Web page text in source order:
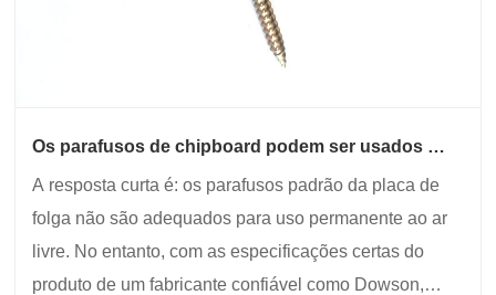
Os parafusos de chipboard podem ser usados ​​
A resposta curta é: os parafusos padrão da placa de
folga não são adequados para uso permanente ao ar
livre. No entanto, com as especificações certas do
produto de um fabricante confiável como Dowson,